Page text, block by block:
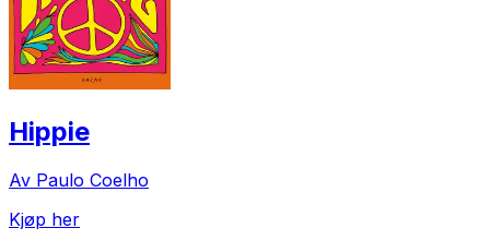
Hippie
Av Paulo Coelho
Kjøp her